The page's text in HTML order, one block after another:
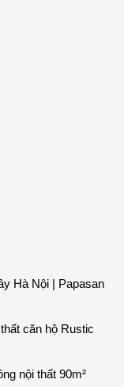
Hà Nội | Papasan
căn hộ Rustic
nội thất 90m²